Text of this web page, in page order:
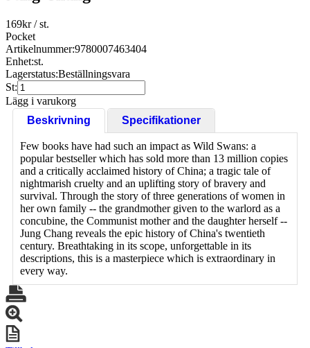
169kr/ st.
Pocket
Artikelnummer:9780007463404
Enhet:st.
Lagerstatus:Beställningsvara
St:
Lägg i varukorg
Beskrivning
Specifikationer
Few books have had such an impact as Wild Swans: a
popular bestseller which has sold more than 13 million copies
and a critically acclaimed history of China; a tragic tale of
nightmarish cruelty and an uplifting story of bravery and
survival. Through the story of three generations of women in
her own family -- the grandmother given to the warlord as a
concubine, the Communist mother and the daughter herself --
Jung Chang reveals the epic history of China's twentieth
century. Breathtaking in its scope, unforgettable in its
descriptions, this is a masterpiece which is extraordinary in
every way.